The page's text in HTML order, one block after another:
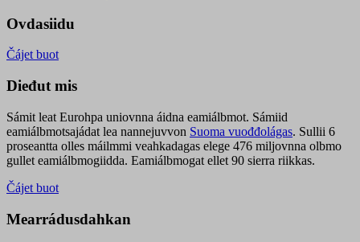
Ovdasiidu
Čájet buot
Dieđut mis
Sámit leat Eurohpa uniovnna áidna eamiálbmot. Sámiid
eamiálbmotsajádat lea nannejuvvon Suoma vuođđolágas. Sullii 6
proseantta olles máilmmi veahkadagas elege 476 miljovnna olbmo
gullet eamiálbmogiidda. Eamiálbmogat ellet 90 sierra riikkas.
Čájet buot
Mearrádusdahkan